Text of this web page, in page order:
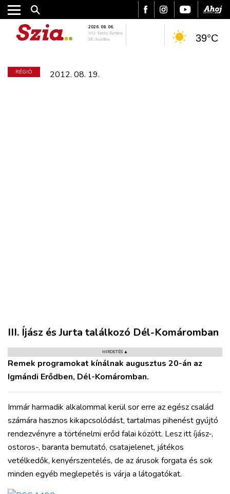
VÁROS
RÉGIÓ
SPORT
KULTÚRA
PODCAST
MIX
2026. 08. 06.
HU: Berta, Bettina
SK: Jozefína
39°C
RÉGIÓ 2012. 08. 19.
III. Íjász és Jurta találkozó Dél-Komáromban
HIRDETÉS ▲
Remek programokat kínálnak augusztus 20-án az
Igmándi Erődben, Dél-Komáromban.
Immár harmadik alkalommal kerül sor erre az egész család
számára hasznos kikapcsolódást, tartalmas pihenést gyújtó
rendezvényre a történelmi erőd falai között. Lesz itt íjász-,
ostoros-, baranta bemutató, csatajelenet, játékos
vetélkedők, kenyérszentelés, de az árusok forgata és sok
minden egyéb meglepetés is várja a látogatókat.